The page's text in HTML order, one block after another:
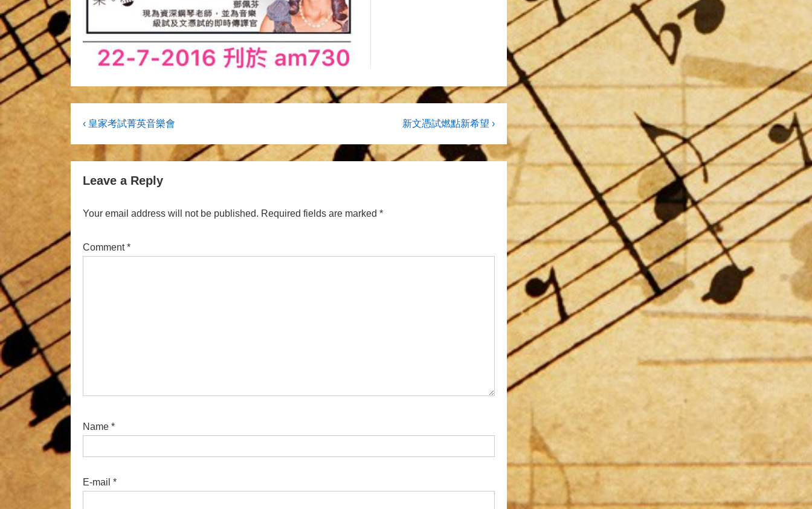
Post
navigation
Previous
‹ 皇家考試菁英音樂會
Next
is
新文憑試燃點新希望 ›
Leave a Reply
Your email address will not be published. Required fields are marked *
Comment*
Name *
E-mail *